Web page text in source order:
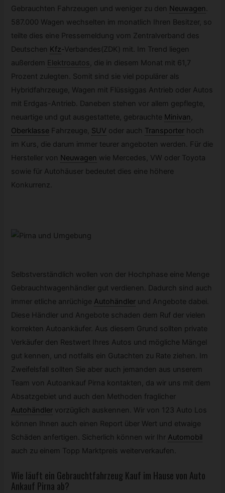
Gebrauchten Fahrzeugen und weniger zu den Neuwagen.
587.000 Wagen wechselten im monatlich Ihren Besitzer, so
teilte dies eine Pressemeldung vom Zentralverband des
Deutschen Kfz-Verbandes(ZDK) mit. Im Trend liegen
außerdem Elektroautos, die in diesem Monat mit 61,7
Prozent zulegten. Somit sind sie viel populärer als
Hybridfahrzeuge, Wagen mit Flüssiggas Antrieb oder Autos
mit Erdgas-Antrieb. Daneben stehen vor allem gepflegte,
neuartige und gut ausgestattete, gebrauchte Minivan ,
Oberklasse Fahrzeuge, SUV oder auch Transporter hoch
im Kurs, die darum immer teurer angeboten werden. Für die
Hersteller von Neuwagen wie Mercedes, VW oder Toyota
sowie für Autohäuser bedeutet dies eine höhere
Konkurrenz.
Selbstverständlich wollen von der Hochphase eine Menge
Gebrauchtwagenhändler gut verdienen. Dadurch sind auch
immer etliche anrüchige Autohändler und Angebote dabei.
Diese Händler und Angebote schaden dem Ruf der vielen
korrekten Autoankäufer. Aus diesem Grund sollten private
Verkäufer den Restwert Ihres Autos und mögliche Mängel
gut kennen, und notfalls ein Gutachten zu Rate ziehen. Im
Zweifelsfall sollten Sie aber auch jemanden aus unserem
Team von Autoankauf Pirna kontakten, da wir uns mit dem
Absatzgebiet und auch den Methoden fraglicher
Autohändler vorzüglich auskennen. Wir von 123 Auto Los
können Ihnen auch einen Report über Wert und etwaige
Schäden anfertigen. Sicherlich können wir Ihr Automobil
auch zu einem Topp Marktpreis weiterverkaufen.
Wie läuft ein Gebrauchtfahrzeug Kauf im Hause von Auto
Ankauf Pirna ab?